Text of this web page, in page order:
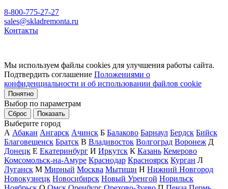
8-800-775-27-27
sales@skladremonta.ru
Контакты
Мы используем файлы cookies для улучшения работы сайта.
Подтвердить соглашение Положениями о
конфиденциальности и об использовании файлов cookie
Понятно
Выбор по параметрам
Сброс Показать
Выберите город
А Абакан Ангарск Ачинск Б Балаково Барнаул Бердск Бийск
Благовещенск Братск В Владивосток Волгоград Воронеж Д
Донецк Е Екатеринбург И Иркутск К Казань Кемерово
Комсомольск-на-Амуре Краснодар Красноярск Курган Л
Луганск М Мирный Москва Мытищи Н Нижний Новгород
Новокузнецк Новосибирск Новый Уренгой Норильск